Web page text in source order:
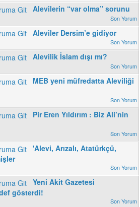
Alevilerin “var olma” sorunu
Aleviler Dersim’e gidiyor
Alevilik İslam dışı mı?
MEB yeni müfredatta Aleviliği
Pir Eren Yıldırım : Biz Ali’nin
'Alevi, Arızalı, Atatürkçü,
Yeni Akit Gazetesi
gösterdi!